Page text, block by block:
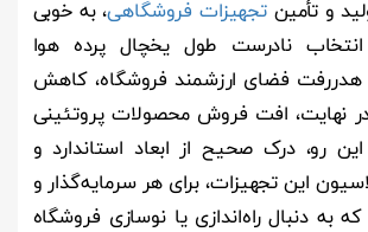
و تأمین تجهیزات فروشگاهی، به خوبی
نادرست طول یخچال پرده هوا
هدررفت فضای ارزشمند فروشگاه، کاهش
در نهایت، افت فروش محصولات پروتئینی
رو، درک صحیح از ابعاد استاندارد و
این تجهیزات، برای هر سرمایه‌گذار و
به دنبال راه‌اندازی یا نوسازی فروشگاه